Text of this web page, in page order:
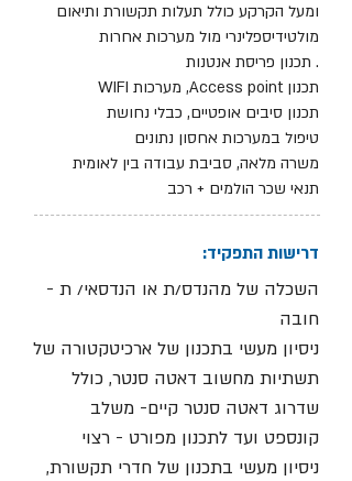
ומעל הקרקע כולל תעלות תקשורת ותיאום
מולטידיספלינרי מול מערכות אחרות
. תכנון פריסת אנטנות
תכנון Access point, מערכות WIFI
תכנון סיבים אופטיים, כבלי נחושת
טיפול במערכות אחסון נתונים
משרה מלאה, סביבת עבודה בין לאומית
תנאי שכר הולמים + רכב
דרישות התפקיד:
השכלה של מהנדס/ת או הנדסאי/ ת -
חובה
ניסיון מעשי בתכנון של ארכיטקטורה של
תשתיות מחשוב דאטה סנטר, כולל
שדרוג דאטה סנטר קיים- משלב
קונספט ועד לתכנון מפורט - רצוי
ניסיון מעשי בתכנון של חדרי תקשורת,